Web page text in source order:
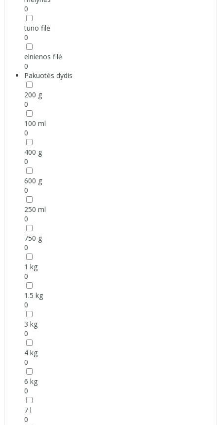
0
tuno filė
0
elnienos filė
0
Pakuotės dydis
200 g
0
100 ml
0
400 g
0
600 g
0
250 ml
0
750 g
0
1 kg
0
1.5 kg
0
3 kg
0
4 kg
0
6 kg
0
7 l
0